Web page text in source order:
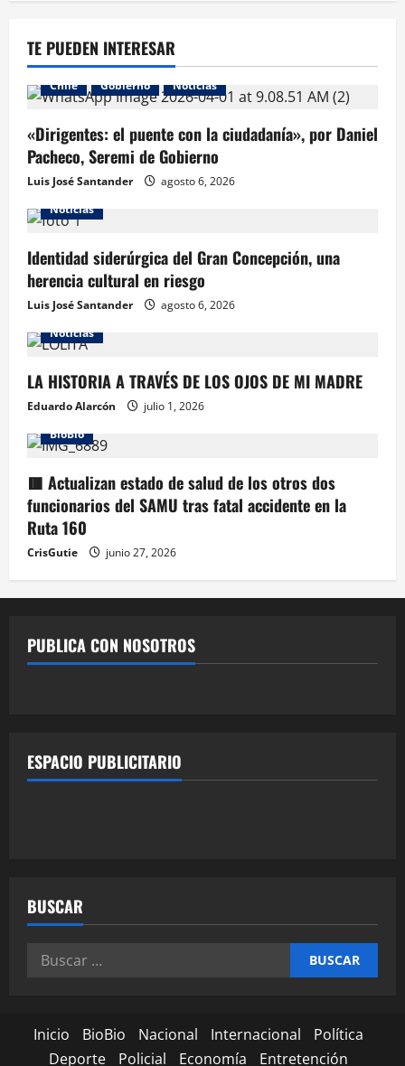
TE PUEDEN INTERESAR
Chile Gobierno Noticias
«Dirigentes: el puente con la ciudadanía», por Daniel
Pacheco, Seremi de Gobierno
Luis José Santander
agosto 6, 2026
Noticias
Identidad siderúrgica del Gran Concepción, una
herencia cultural en riesgo
Luis José Santander
agosto 6, 2026
Noticias
LA HISTORIA A TRAVÉS DE LOS OJOS DE MI MADRE
Eduardo Alarcón
julio 1, 2026
BioBio
🟥 Actualizan estado de salud de los otros dos
funcionarios del SAMU tras fatal accidente en la
Ruta 160
CrisGutie junio 27, 2026
PUBLICA CON NOSOTROS
ESPACIO PUBLICITARIO
BUSCAR
Inicio BioBio Nacional Internacional
Política
Deporte
Policial Economía Entretención